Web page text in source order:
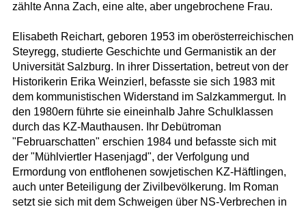
zählte Anna Zach, eine alte, aber ungebrochene Frau.
Elisabeth Reichart, geboren 1953 im oberösterreichischen
Steyregg, studierte Geschichte und Germanistik an der
Universität Salzburg. In ihrer Dissertation, betreut von der
Historikerin Erika Weinzierl, befasste sie sich 1983 mit
dem kommunistischen Widerstand im Salzkammergut. In
den 1980ern führte sie eineinhalb Jahre Schulklassen
durch das KZ-Mauthausen. Ihr Debütroman
"Februarschatten" erschien 1984 und befasste sich mit
der "Mühlviertler Hasenjagd", der Verfolgung und
Ermordung von entflohenen sowjetischen KZ-Häftlingen,
auch unter Beteiligung der Zivilbevölkerung. Im Roman
setzt sie sich mit dem Schweigen über NS-Verbrechen in